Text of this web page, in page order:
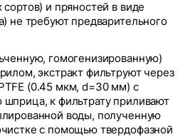
и пряностей в виде
не требуют предварительного
гомогенизированную)
экстракт фильтруют через
(0.45 мкм, d=30 мм) с
к фильтрату приливают
воды, полученную
с помощью твердофазной